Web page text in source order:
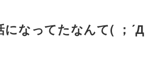
なってたなんて( ；´Д